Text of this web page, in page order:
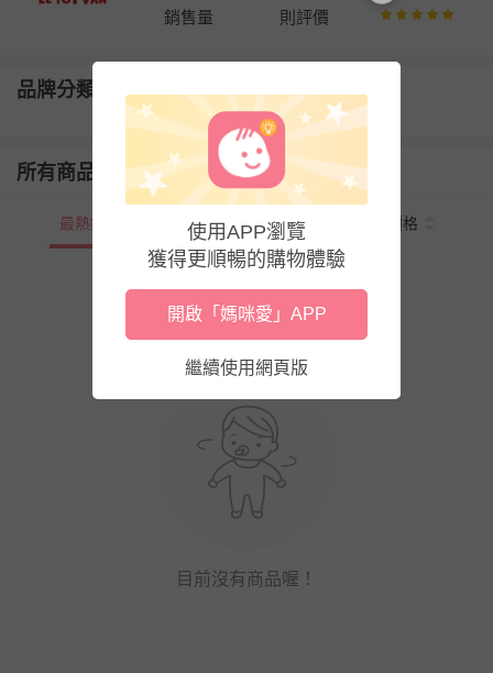
銷售量 則評價
品牌分類
所有商品
最熱銷 新上市 價格
目前沒有商品喔！
使用APP瀏覽
獲得更順暢的購物體驗
開啟「媽咪愛」APP
繼續使用網頁版